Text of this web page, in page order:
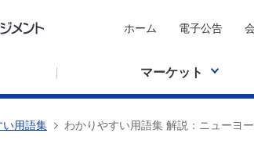
ホーム 電子公告
マーケット
用語集 わかりやすい用語集 解説：ニューヨ